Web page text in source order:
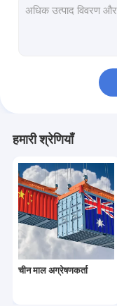
चीन से कनाडा तक
सीमा शुल्क निकासी
गोदाम वितरण सेवाएं
माल ढुलाई बीमा
हमारी श्रेणियाँ
चीन माल अग्रेषणकर्ता